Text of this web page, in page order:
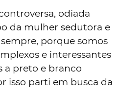
odiada
da mulher sedutora e
porque somos
e interessantes
a preto e branco
isso parti em busca da